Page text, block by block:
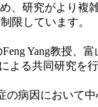
、研究がより複
限しています。
Yang教授、
よる共同研究を
病因において